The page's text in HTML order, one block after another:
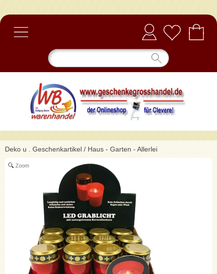
Anmelden
Deko u . Geschenkartikel / Haus - Garten - Allerlei
Zoom